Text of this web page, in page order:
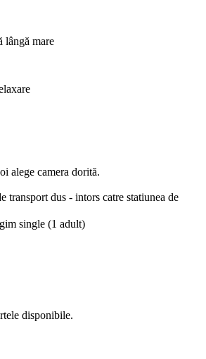
lângă mare
alege camera dorită.
transport dus - intors catre statiunea de
single (1 adult)
disponibile.